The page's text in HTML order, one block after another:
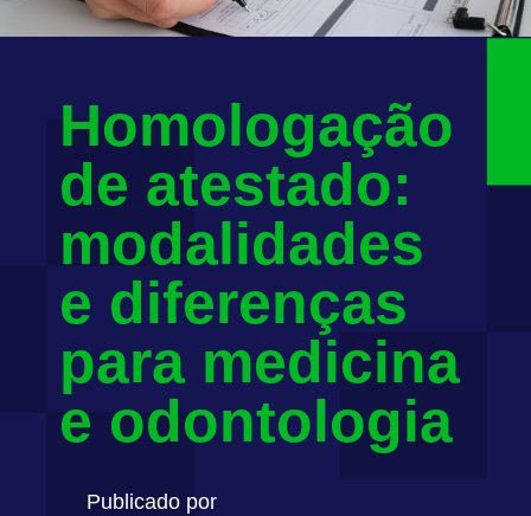
Homologação
de atestado:
modalidades
e diferenças
para medicina
e odontologia
Publicado por